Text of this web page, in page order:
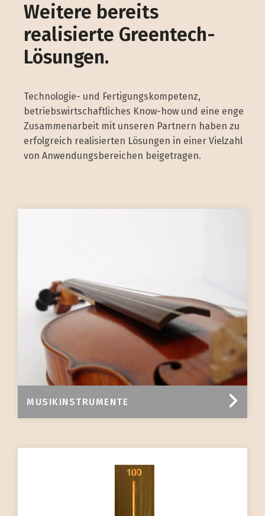
Weitere bereits
realisierte Greentech-
Lösungen.
Technologie- und Fertigungskompetenz,
betriebswirtschaftliches Know-how und eine enge
Zusammenarbeit mit unseren Partnern haben zu
erfolgreich realisierten Lösungen in einer Vielzahl
von Anwendungsbereichen beigetragen.
MUSIKINSTRUMENTE